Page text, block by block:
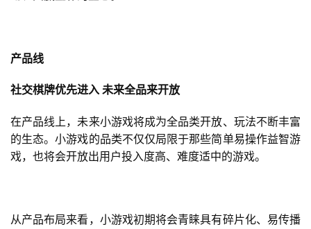
产品线
社交棋牌优先进入 未来全品来开放
在产品线上，未来小游戏将成为全品类开放、玩法不断丰富
的生态。小游戏的品类不仅仅局限于那些简单易操作益智游
戏，也将会开放出用户投入度高、难度适中的游戏。
从产品布局来看，小游戏初期将会青睐具有碎片化、易传播